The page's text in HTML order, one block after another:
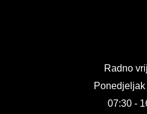
Radno
Ponedjeljak
07:30 -